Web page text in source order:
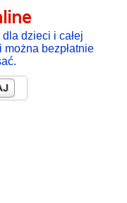
dzieci i całej
bezpłatnie